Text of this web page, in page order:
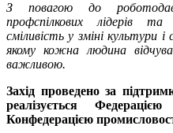
З повагою до
профспілкових лідерів та
сміливість у зміні культури і
якому кожна людина
важливою.
Захід проведено за
реалізується
Конфедерацією